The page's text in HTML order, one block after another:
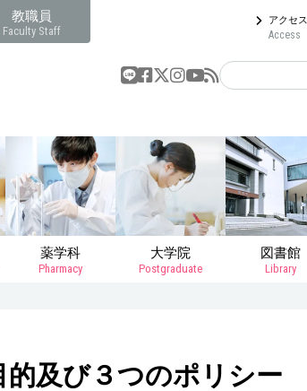
教職員
Faculty Staff
アクセス
Access
薬学科
Pharmacy
大学院
Postgraduate
図書館
Library
的及び３つのポリシー